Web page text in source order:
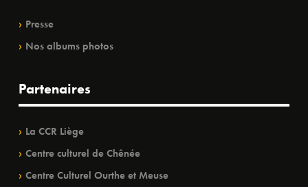
Presse
Nos albums photos
Partenaires
La CCR Liège
Centre culturel de Chênée
Centre Culturel Ourthe et Meuse